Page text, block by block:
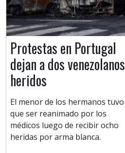
Protestas en Portugal
dejan a dos venezolanos
heridos
El menor de los hermanos tuvo
que ser reanimado por los
médicos luego de recibir ocho
heridas por arma blanca.